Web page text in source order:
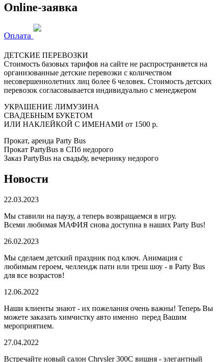
Online-заявка
Оплата
ДЕТСКИЕ ПЕРЕВОЗКИ
Стоимость базовых тарифов на сайте не распространяется на
организованные детские перевозки с количеством
несовершеннолетних лиц более 6 человек. Стоимость детских
перевозок согласовывается индивидуально с менеджером
УКРАШЕНИЕ ЛИМУЗИНА
СВАДЕБНЫМ БУКЕТОМ
ИЛИ НАКЛЕЙКОЙ С ИМЕНАМИ от 1500 р.
Прокат, аренда Party Bus
Прокат PartyBus в СПб недорого
Заказ PartyBus на свадьбу, вечеринку недорого
Новости
22.03.2023
Мы ставили на паузу, а теперь возвращаемся в игру.
Всеми любимая МАФИЯ снова доступна в наших Party Bus!
26.02.2023
Мы сделаем детский праздник под ключ. Анимация с
любимым героем, челлендж пати или треш шоу - в Party Bus
для все возрастов!
12.06.2022
Наши клиенты знают - их пожелания очень важны! Теперь Вы
можете заказать химчистку авто именно перед Вашим
мероприятием.
27.04.2022
Встречайте новый салон Chrysler 300C вишня - элегантный